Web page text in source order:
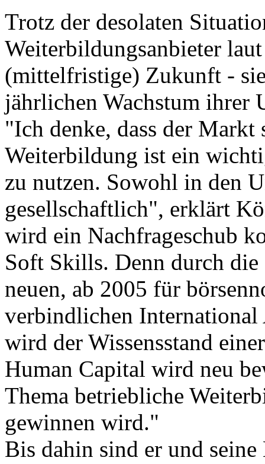
Trotz der desolaten
Weiterbildungsanbieter
(mittelfristige) Zukunft -
jährlichen Wachstum ihrer
"Ich denke, dass der
Weiterbildung ist ein
zu nutzen. Sowohl in den
gesellschaftlich", erklärt
wird ein Nachfrageschub
Soft Skills. Denn durch
neuen, ab 2005 für
verbindlichen
wird der Wissensstand
Human Capital wird neu
Thema betriebliche
gewinnen wird."
Bis dahin sind er und